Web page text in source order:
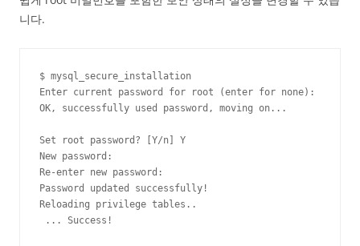
니다.
$ mysql_secure_installation
Enter current password for root (enter for none):
OK, successfully used password, moving on...
Set root password? [Y/n] Y
New password:
Re-enter new password:
Password updated successfully!
Reloading privilege tables..
... Success!